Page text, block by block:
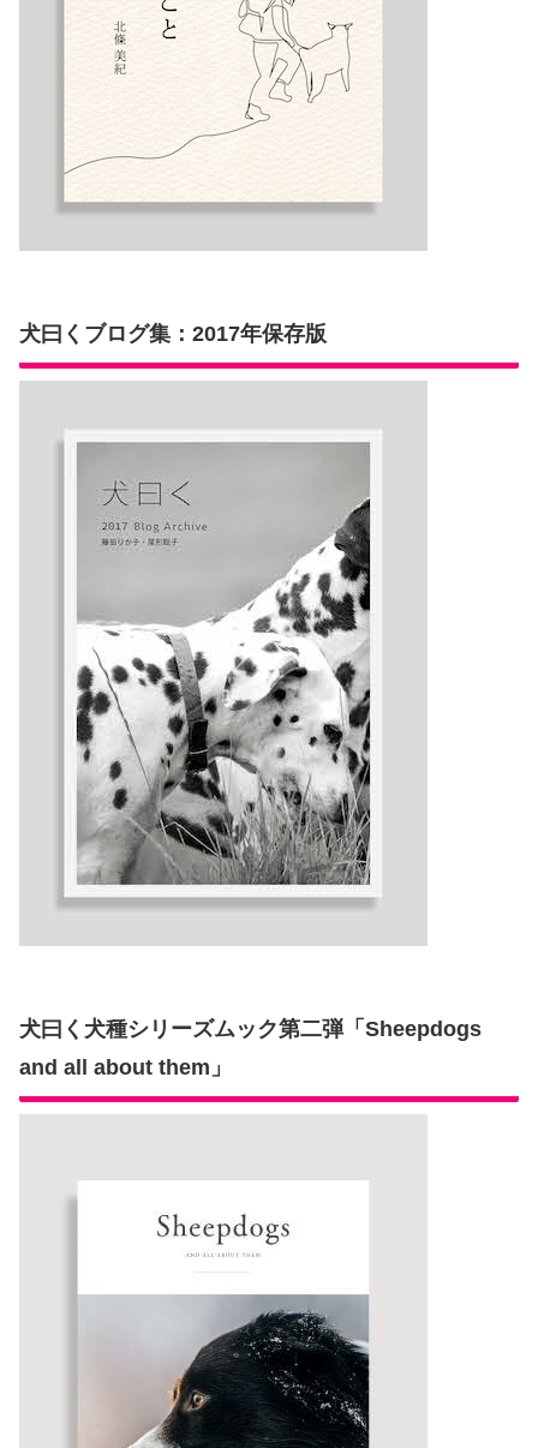
犬曰くブログ集：2017年保存版
犬曰く犬種シリーズムック第二弾「Sheepdogs
and all about them」